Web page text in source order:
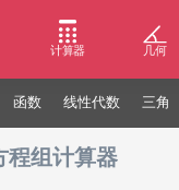
计算器 几何
函数 线性代数 三角
程组计算器